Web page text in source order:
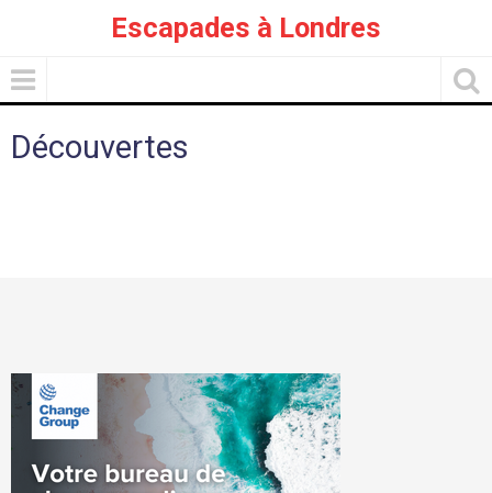
Escapades à Londres
Découvertes